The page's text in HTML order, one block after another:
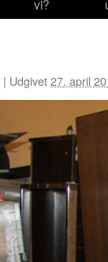
vi?
| Udgivet27. april